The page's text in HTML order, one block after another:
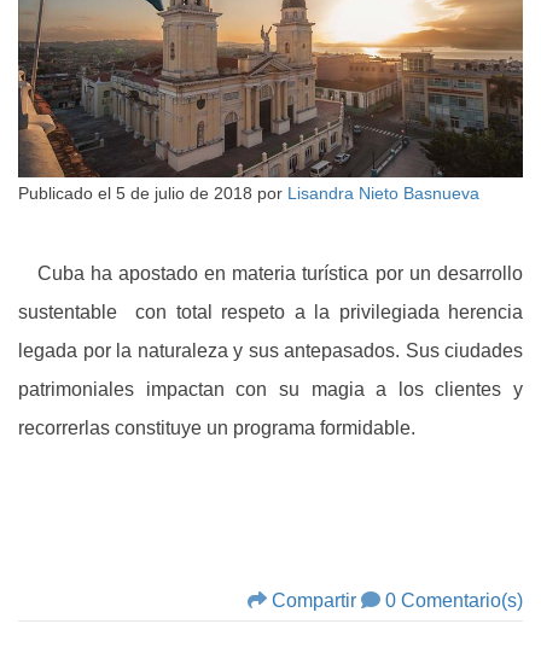
Publicado el 5 de julio de 2018 por Lisandra Nieto Basnueva
Cuba ha apostado en materia turística por un desarrollo
sustentable con total respeto a la privilegiada herencia
legada por la naturaleza y sus antepasados. Sus ciudades
patrimoniales impactan con su magia a los clientes y
recorrerlas constituye un programa formidable.
Compartir 0 Comentario(s)